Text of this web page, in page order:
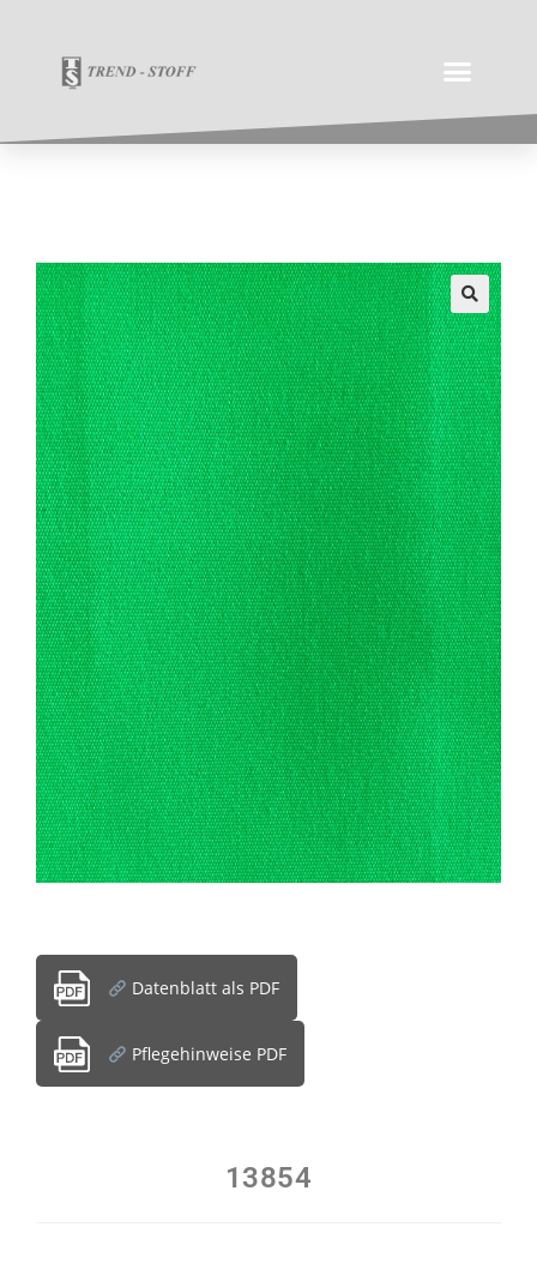
Datenblatt als PDF
Pflegehinweise PDF
13854